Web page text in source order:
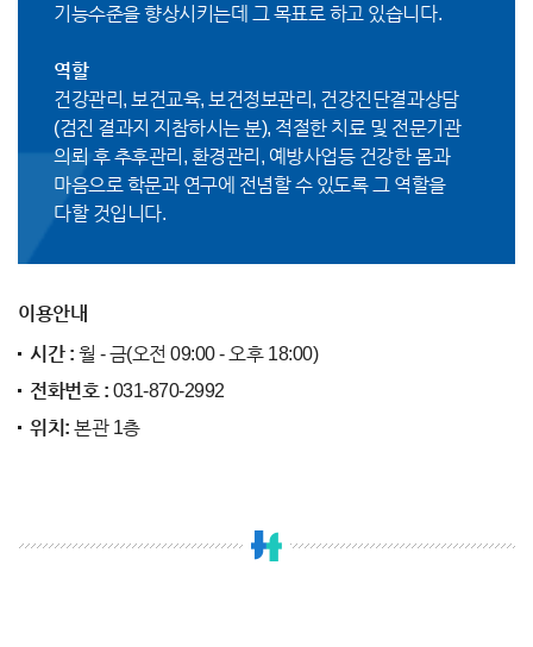
기능수준을 향상시키는데 그 목표로 하고 있습니다.
역할
건강관리, 보건교육, 보건정보관리, 건강진단결과상담
(검진 결과지 지참하시는 분), 적절한 치료 및 전문기관
의뢰 후 추후관리, 환경관리, 예방사업등 건강한 몸과
마음으로 학문과 연구에 전념할 수 있도록 그 역할을
다할 것입니다.
이용안내
시간 : 월 - 금(오전 09:00 - 오후 18:00)
전화번호 : 031-870-2992
위치:본관 1층